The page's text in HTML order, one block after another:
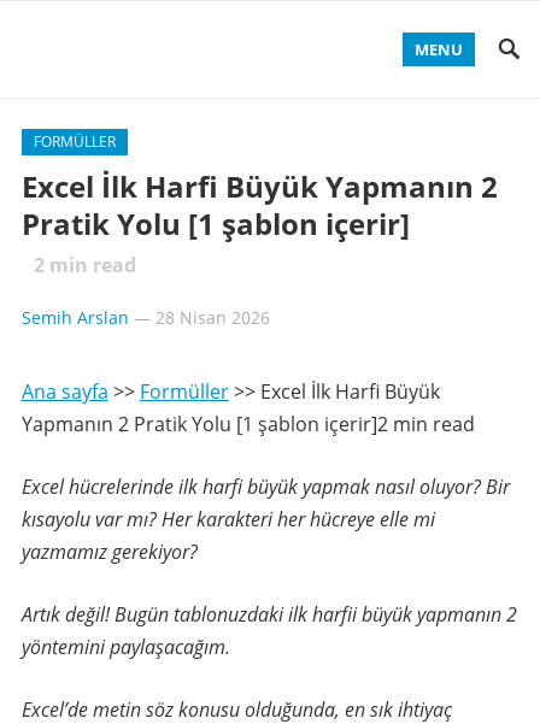
MENU
FORMÜLLER
Excel İlk Harfi Büyük Yapmanın 2
Pratik Yolu [1 şablon içerir]
2min read
Semih Arslan — 28 Nisan 2026
Ana sayfa >> Formüller>> Excel İlk Harfi Büyük
Yapmanın 2 Pratik Yolu [1 şablon içerir]2 min read
Excel hücrelerinde ilk harfi büyük yapmak nasıl oluyor? Bir
kısayolu var mı? Her karakteri her hücreye elle mi
yazmamız gerekiyor?
Artık değil! Bugün tablonuzdaki ilk harfii büyük yapmanın 2
yöntemini paylaşacağım.
Excel’de metin söz konusu olduğunda, en sık ihtiyaç